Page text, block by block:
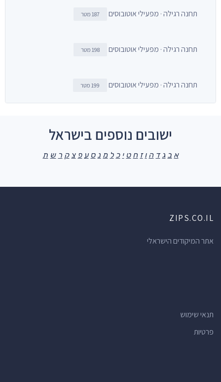
תחנה רגילה · מפעילי אוטובוסים 187 מטר
תחנה רגילה · מפעילי אוטובוסים 198 מטר
תחנה רגילה · מפעילי אוטובוסים 199 מטר
ישובים נוספים בישראל
א ב ג ד ה ו ז ח ט י כ ל מ נ ס ע פ צ ק ר ש ת
ZIPS.CO.IL
אתר המיקודים הישראלי
תנאי שימוש
פרטיות